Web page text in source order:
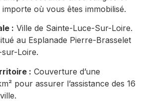
où vous êtes immobilisé.
: Ville de Sainte-Luce-Sur-Loire.
au Esplanade Pierre-Brasselet
Loire.
: Couverture d’une
pour assurer l’assistance des 16